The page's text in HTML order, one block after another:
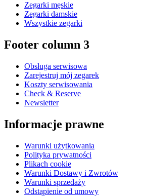
Zegarki męskie
Zegarki damskie
Wszystkie zegarki
Footer column 3
Obsługa serwisowa
Zarejestruj mój zegarek
Koszty serwisowania
Check & Reserve
Newsletter
Informacje prawne
Warunki użytkowania
Polityka prywatności
Plikach cookie
Warunki Dostawy i Zwrotów
Warunki sprzedaży
Odstąpienie od umowy